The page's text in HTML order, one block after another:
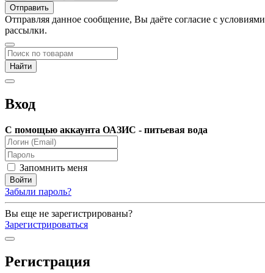
Отправляя данное сообщение, Вы даёте согласие c условиями
рассылки.
Вход
С помощью аккаунта ОАЗИС - питьевая вода
Запомнить меня
Забыли пароль?
Вы еще не зарегистрированы?
Зарегистрироваться
Регистрация